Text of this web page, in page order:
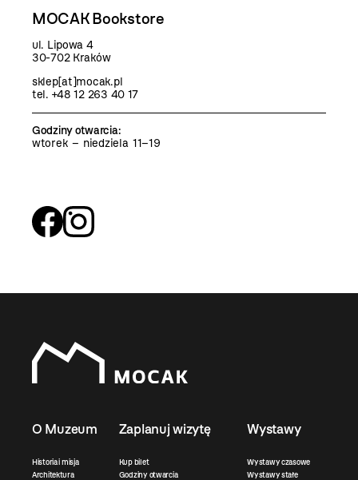
MOCAK Bookstore
ul. Lipowa 4
30-702 Kraków
sklep[at]mocak.pl
tel. +48 12 263 40 17
Godziny otwarcia:
wtorek – niedziela 11–19
O Muzeum
Historia i misja
Architektura
Zaplanuj wizytę
Kup bilet
Godziny otwarcia
Wystawy
Wystawy czasowe
Wystawy stałe